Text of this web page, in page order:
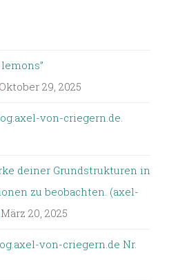
Oktober 29, 2025
von-criegern.de.
deiner Grundstrukturen in
zu beobachten. (axel-
März 20, 2025
von-criegern.de Nr.